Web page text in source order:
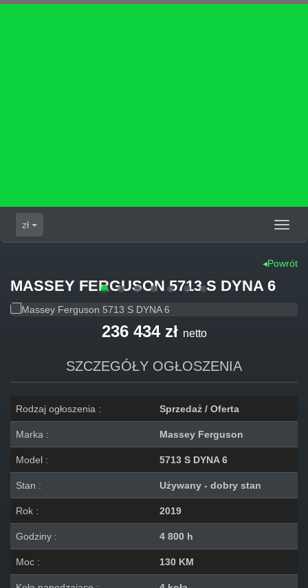
zł
◂Powrót
MASSEY FERGUSON 5713 S DYNA 6
236 434 zł netto
SZCZEGÓŁY OGŁOSZENIA
Rodzaj ogłoszenia : Sprzedaż / Oferta
Marka : Massey Ferguson
Model : 5713 S DYNA 6
Stan : Używany - dobry stan
Rok : 2019
Godziny : 4 800 h
Moc : 130 KM